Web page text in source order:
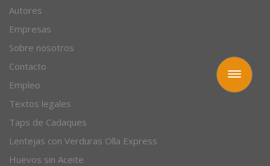
Toggle
navigation
Autores
Empresas
Sobre nosotros
Contacto
Empleo
Textos legales
Taps de Cadaques
Lentejas con Verduras Olla Express
Huevos sin Aceite